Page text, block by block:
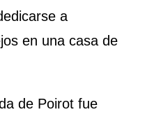
a
en una casa de
de Poirot fue